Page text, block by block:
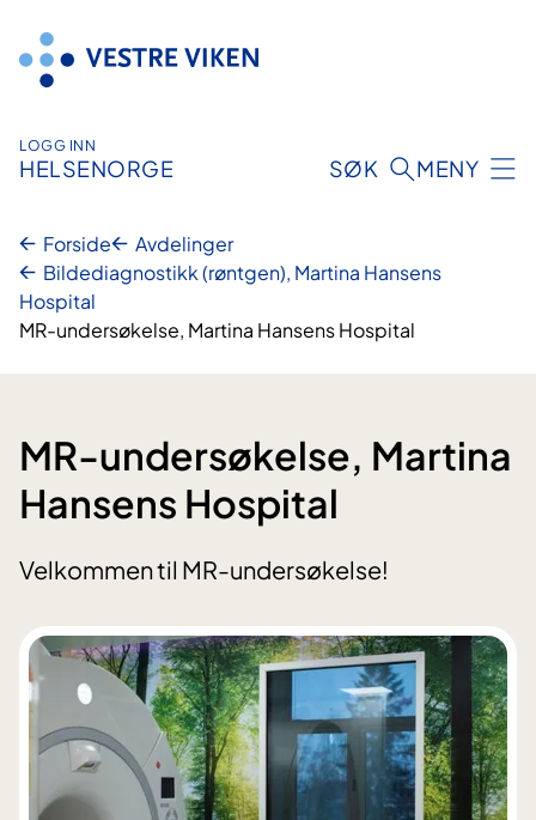
innhold
LOGG INN
HELSENORGE SØK MENY
Forside
Avdelinger
Bildediagnostikk (røntgen), Martina Hansens
Hospital
MR-undersøkelse, Martina Hansens Hospital
MR-undersøkelse, Martina
Hansens Hospital
Velkommen til MR-undersøkelse!